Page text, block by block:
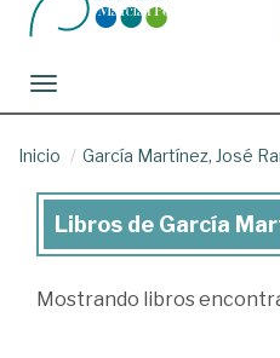
Toggle navigation
Inicio García Martínez, José
Libros
García
Libros de García
Mostrando libros